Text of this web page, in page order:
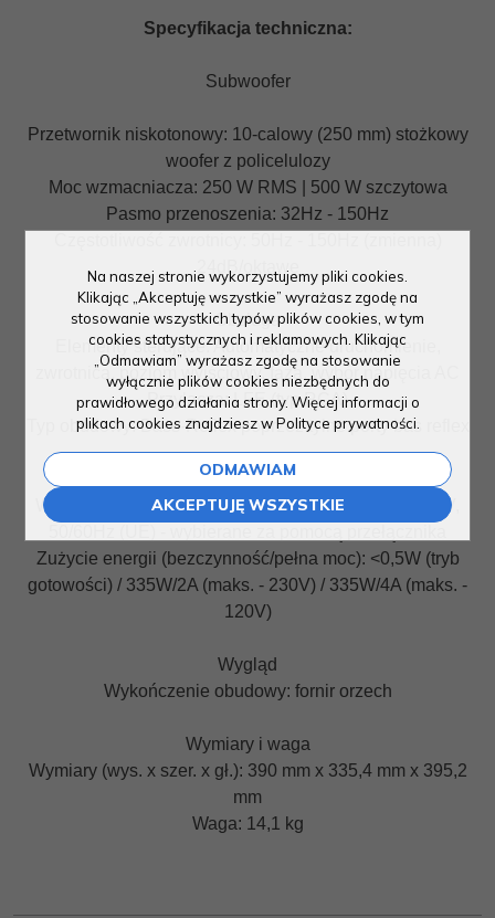
Specyfikacja techniczna:
Subwoofer
Przetwornik niskotonowy: 10-calowy (250 mm) stożkowy
woofer z policelulozy
Moc wzmacniacza: 250 W RMS | 500 W szczytowa
Pasmo przenoszenia: 32Hz - 150Hz
24dB/oktawę
Obsługa
Elementy sterujące: Automatyczne uruchomienie,
zwrotnica, poziom wyjściowy, faza, wybór napięcia AC
Przyłącza: LFE (typ RCA)
Typ obudowy: Bass-Reflex poprzez tylne porty bas reflex
Zasilanie
Wymagane zasilanie: 120V, 60Hz (USA); 220V -240V,
Zużycie energii (bezczynność/pełna moc): <0,5W (tryb
gotowości) / 335W/2A (maks. - 230V) / 335W/4A (maks. -
120V)
Wygląd
Wykończenie obudowy: fornir orzech
Wymiary i waga
Wymiary (wys. x szer. x gł.): 390 mm x 335,4 mm x 395,2
mm
Waga: 14,1 kg
Na naszej stronie wykorzystujemy pliki cookies.
Klikając „Akceptuję wszystkie” wyrażasz zgodę na
stosowanie wszystkich typów plików cookies, w tym
cookies statystycznych i reklamowych. Klikając
„Odmawiam” wyrażasz zgodę na stosowanie
wyłącznie plików cookies niezbędnych do
prawidłowego działania strony. Więcej informacji o
plikach cookies znajdziesz w Polityce prywatności.
ODMAWIAM
AKCEPTUJĘ WSZYSTKIE